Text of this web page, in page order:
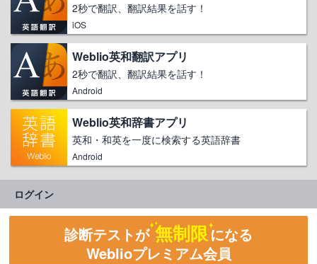
2秒で翻訳、翻訳結果を話す！
iOS
Weblio英和翻訳アプリ
2秒で翻訳、翻訳結果を話す！
Android
Weblio英和辞書アプリ
英和・和英を一度に検索する英語辞書
Android
ログイン
診断テストが 無制限になる
Weblioプレミアム会員